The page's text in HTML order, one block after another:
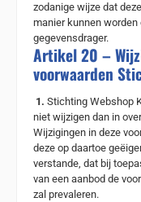
zodanige wijze dat
manier kunnen
gegevensdrager.
Artikel 20 –
voorwaarden
1. Stichting Webshop
niet wijzigen dan in
Wijzigingen in deze
deze op daartoe
verstande, dat bij
van een aanbod de
zal prevaleren.